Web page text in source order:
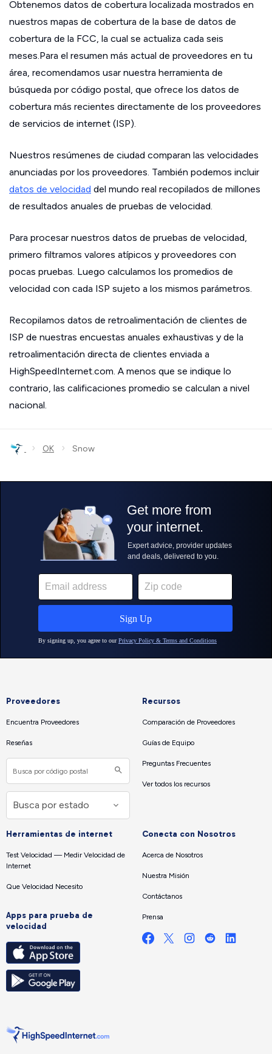
Obtenemos datos de cobertura localizada mostrados en
nuestros mapas de cobertura de la base de datos de
cobertura de la FCC, la cual se actualiza cada seis
meses.Para el resumen más actual de proveedores en tu
área, recomendamos usar nuestra herramienta de
búsqueda por código postal, que ofrece los datos de
cobertura más recientes directamente de los proveedores
de servicios de internet (ISP).
Nuestros resúmenes de ciudad comparan las velocidades
anunciadas por los proveedores. También podemos incluir
datos de velocidad del mundo real recopilados de millones
de resultados anuales de pruebas de velocidad.
Para procesar nuestros datos de pruebas de velocidad,
primero filtramos valores atípicos y proveedores con
pocas pruebas. Luego calculamos los promedios de
velocidad con cada ISP sujeto a los mismos parámetros.
Recopilamos datos de retroalimentación de clientes de
ISP de nuestras encuestas anuales exhaustivas y de la
retroalimentación directa de clientes enviada a
HighSpeedInternet.com. A menos que se indique lo
contrario, las calificaciones promedio se calculan a nivel
nacional.
› OK › Snow
Proveedores
Encuentra Proveedores
Reseñas
Recursos
Comparación de Proveedores
Guías de Equipo
Preguntas Frecuentes
Ver todos los recursos
Herramientas de internet
Test Velocidad — Medir Velocidad de
Internet
Que Velocidad Necesito
Apps para prueba de
velocidad
Conecta con Nosotros
Acerca de Nosotros
Nuestra Misión
Contáctanos
Prensa